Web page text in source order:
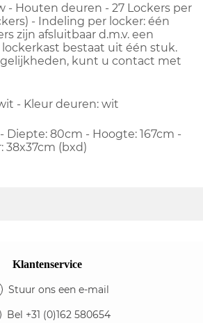
- Houten deuren - 27 Lockers per
- Indeling per locker: één
zijn afsluitbaar d.m.v. een
bestaat uit één stuk.
kunt u contact met
- Kleur deuren: wit
Diepte: 80cm - Hoogte: 167cm -
38x37cm (bxd)
Klantenservice
Stuur ons een e-mail
Bel +31 (0)162 580654